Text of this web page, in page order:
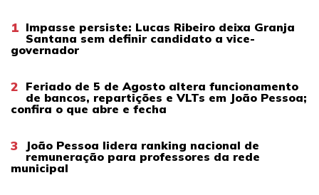
1 Impasse persiste: Lucas Ribeiro deixa Granja
Santana sem definir candidato a vice-
governador
2 Feriado de 5 de Agosto altera funcionamento
de bancos, repartições e VLTs em João Pessoa;
confira o que abre e fecha
3
João Pessoa lidera ranking nacional de
remuneração para professores da rede
municipal